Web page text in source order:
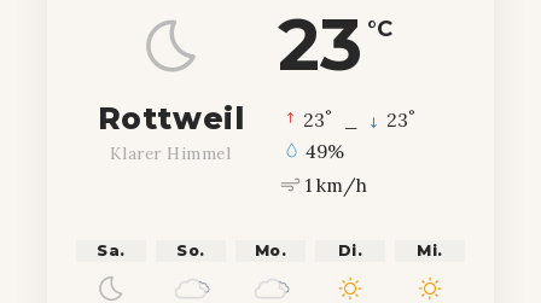
23 °C
Rottweil
Klarer Himmel
23° 23°
49%
1 km/h
Sa. So. Mo. Di. Mi.